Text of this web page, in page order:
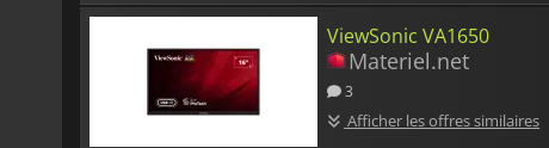
ViewSonic VA1650
Materiel.net
3
Afficher les offres similaires